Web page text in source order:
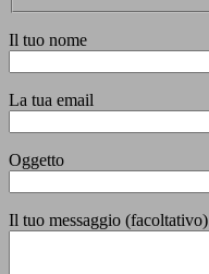
Il tuo nome
La tua email
Oggetto
Il tuo messaggio (facoltativo)